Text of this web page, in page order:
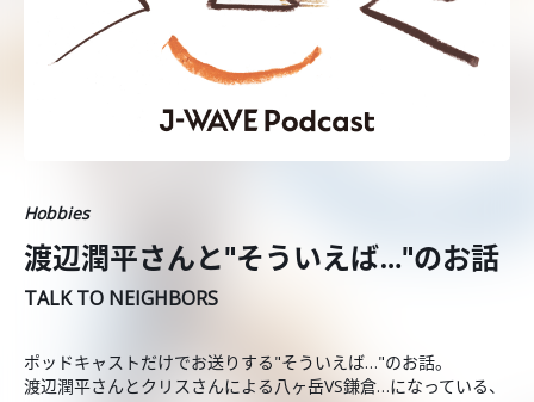
Hobbies
渡辺潤平さんと"そういえば…"のお話
TALK TO NEIGHBORS
ポッドキャストだけでお送りする"そういえば…"のお話。
渡辺潤平さんとクリスさんによる八ヶ岳VS鎌倉…になっている、